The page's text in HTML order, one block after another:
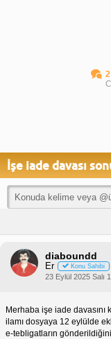
2
İşe iade davası
diaboundd
Er Konu Sahibi
23 Eylül 2025 Salı
Merhaba işe iade
ilamı dosyaya 12 eylülde
e-tebligatların